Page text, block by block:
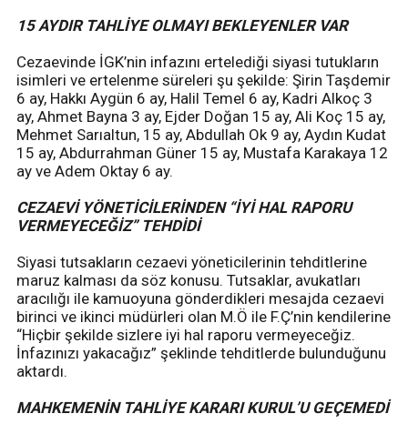
15 AYDIR TAHLİYE OLMAYI BEKLEYENLER VAR
Cezaevinde İGK’nin infazını ertelediği siyasi tutukların
isimleri ve ertelenme süreleri şu şekilde: Şirin Taşdemir
6 ay, Hakkı Aygün 6 ay, Halil Temel 6 ay, Kadri Alkoç 3
ay, Ahmet Bayna 3 ay, Ejder Doğan 15 ay, Ali Koç 15 ay,
Mehmet Sarıaltun, 15 ay, Abdullah Ok 9 ay, Aydın Kudat
15 ay, Abdurrahman Güner 15 ay, Mustafa Karakaya 12
ay ve Adem Oktay 6 ay.
CEZAEVİ YÖNETİCİLERİNDEN “İYİ HAL RAPORU
VERMEYECEĞİZ” TEHDİDİ
Siyasi tutsakların cezaevi yöneticilerinin tehditlerine
maruz kalması da söz konusu. Tutsaklar, avukatları
aracılığı ile kamuoyuna gönderdikleri mesajda cezaevi
birinci ve ikinci müdürleri olan M.Ö ile F.Ç’nin kendilerine
“Hiçbir şekilde sizlere iyi hal raporu vermeyeceğiz.
İnfazınızı yakacağız” şeklinde tehditlerde bulunduğunu
aktardı.
MAHKEMENİN TAHLİYE KARARI KURUL’U GEÇEMEDİ